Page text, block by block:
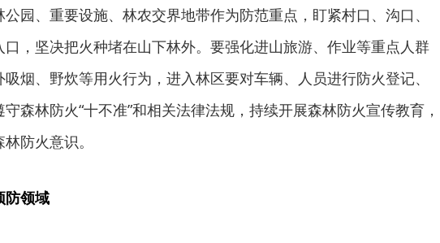
园、重要设施、林农交界地带作为防范重点，盯紧村口、沟口、
口，坚决把火种堵在山下林外。要强化进山旅游、作业等重点人群
烟、野炊等用火行为，进入林区要对车辆、人员进行防火登记、
森林防火“十不准”和相关法律法规，持续开展森林防火宣传教育，
防火意识。
防领域